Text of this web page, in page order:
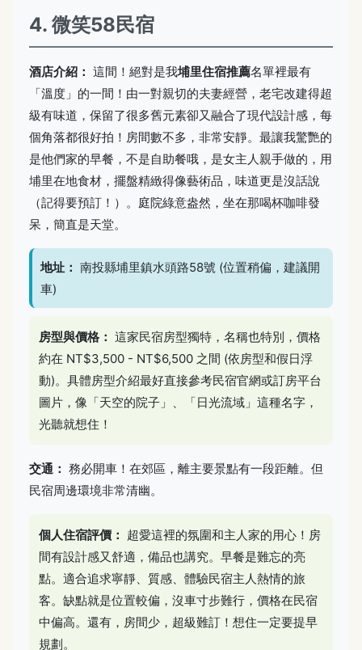
4. 微笑58民宿
酒店介紹： 這間！絕對是我埔里住宿推薦名單裡最有
「溫度」的一間！由一對親切的夫妻經營，老宅改建得超
級有味道，保留了很多舊元素卻又融合了現代設計感，每
個角落都很好拍！房間數不多，非常安靜。最讓我驚艷的
是他們家的早餐，不是自助餐哦，是女主人親手做的，用
埔里在地食材，擺盤精緻得像藝術品，味道更是沒話說
（記得要預訂！）。庭院綠意盎然，坐在那喝杯咖啡發
呆，簡直是天堂。
地址： 南投縣埔里鎮水頭路58號 (位置稍偏，建議開
車)
房型與價格： 這家民宿房型獨特，名稱也特別，價格
約在 NT$3,500 - NT$6,500 之間 (依房型和假日浮
動)。具體房型介紹最好直接參考民宿官網或訂房平台
圖片，像「天空的院子」、「日光流域」這種名字，
光聽就想住！
交通： 務必開車！在郊區，離主要景點有一段距離。但
民宿周邊環境非常清幽。
個人住宿評價： 超愛這裡的氛圍和主人家的用心！房
間有設計感又舒適，備品也講究。早餐是難忘的亮
點。適合追求寧靜、質感、體驗民宿主人熱情的旅
客。缺點就是位置較偏，沒車寸步難行，價格在民宿
中偏高。還有，房間少，超級難訂！想住一定要提早
規劃。